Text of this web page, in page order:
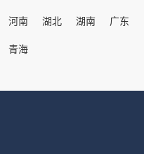
河南 湖北 湖南
广东
青海